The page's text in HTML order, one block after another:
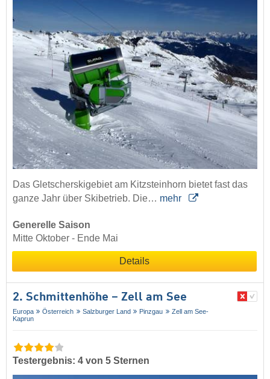
Das Gletscherskigebiet am Kitzsteinhorn bietet fast das
ganze Jahr über Skibetrieb. Die… mehr
Generelle Saison
Mitte Oktober - Ende Mai
Details
2. Schmittenhöhe – Zell am See
Europa Österreich Salzburger Land Pinzgau
Zell am See-
Kaprun
Testergebnis: 4 von 5 Sternen